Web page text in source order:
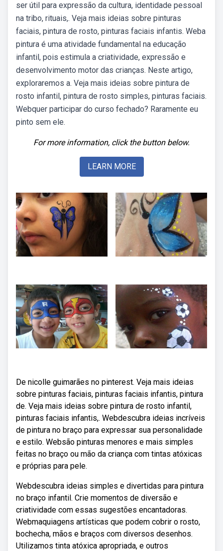
ser útil para expressão da cultura, identidade pessoal
na tribo, rituais,. Veja mais ideias sobre pinturas
faciais, pintura de rosto, pinturas faciais infantis. Weba
pintura é uma atividade fundamental na educação
infantil, pois estimula a criatividade, expressão e
desenvolvimento motor das crianças. Neste artigo,
exploraremos a. Veja mais ideias sobre pintura de
rosto infantil, pintura de rosto simples, pinturas faciais.
Webquer participar do curso fechado? Raramente eu
pinto sem ele.
For more information, click the button below.
LEARN MORE
De nicolle guimarães no pinterest. Veja mais ideias
sobre pinturas faciais, pinturas faciais infantis, pintura
de. Veja mais ideias sobre pintura de rosto infantil,
pinturas faciais infantis,. Webdescubra ideias incríveis
de pintura no braço para expressar sua personalidade
e estilo. Websão pinturas menores e mais simples
feitas no braço ou mão da criança com tintas atóxicas
e próprias para pele.
Webdescubra ideias simples e divertidas para pintura
no braço infantil. Crie momentos de diversão e
criatividade com essas sugestões encantadoras.
Webmaquiagens artísticas que podem cobrir o rosto,
bochecha, mãos e braços com diversos desenhos.
Utilizamos tinta atóxica apropriada, e outros